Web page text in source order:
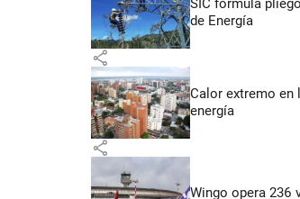
SIC formula
de Energía
share
Calor extremo en
energía
share
Wingo opera 236